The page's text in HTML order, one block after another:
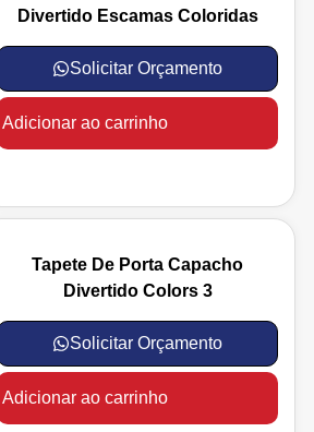
Divertido Escamas Coloridas
Solicitar Orçamento
Adicionar ao carrinho
Tapete De Porta Capacho
Divertido Colors 3
Solicitar Orçamento
Adicionar ao carrinho